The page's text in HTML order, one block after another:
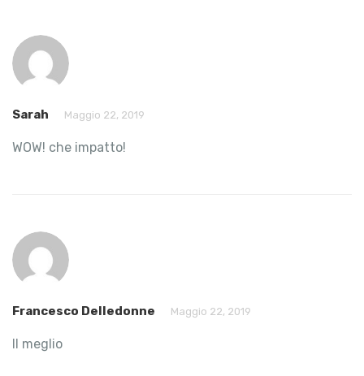
Sarah Maggio 22, 2019
WOW! che impatto!
Francesco Delledonne Maggio 22, 2019
Il meglio